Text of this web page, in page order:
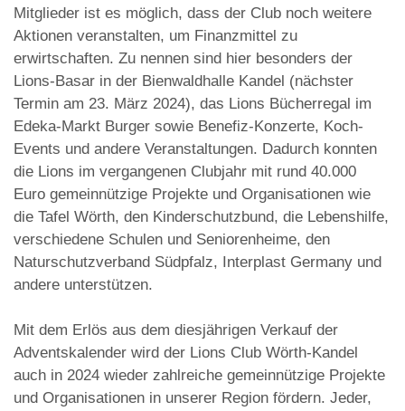
Mitglieder ist es möglich, dass der Club noch weitere
Aktionen veranstalten, um Finanzmittel zu
erwirtschaften. Zu nennen sind hier besonders der
Lions-Basar in der Bienwaldhalle Kandel (nächster
Termin am 23. März 2024), das Lions Bücherregal im
Edeka-Markt Burger sowie Benefiz-Konzerte, Koch-
Events und andere Veranstaltungen. Dadurch konnten
die Lions im vergangenen Clubjahr mit rund 40.000
Euro gemeinnützige Projekte und Organisationen wie
die Tafel Wörth, den Kinderschutzbund, die Lebenshilfe,
verschiedene Schulen und Seniorenheime, den
Naturschutzverband Südpfalz, Interplast Germany und
andere unterstützen.
Mit dem Erlös aus dem diesjährigen Verkauf der
Adventskalender wird der Lions Club Wörth-Kandel
auch in 2024 wieder zahlreiche gemeinnützige Projekte
und Organisationen in unserer Region fördern. Jeder,